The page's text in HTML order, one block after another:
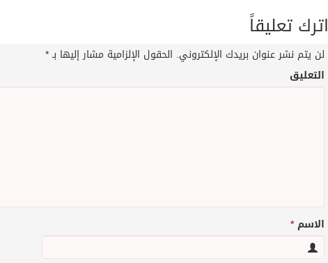
اترك تعليقاً
لن يتم نشر عنوان بريدك الإلكتروني. الحقول الإلزامية مشار إليها بـ*
التعليق
الاسم*